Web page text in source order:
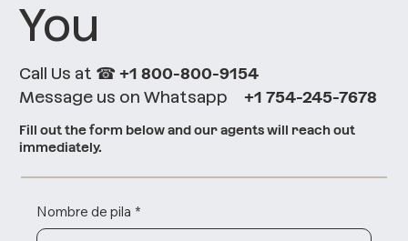
You
Call Us at ☎+1 800-800-9154
Message us on Whatsapp
+1 754-245-7678
Fill out the form below and our agents will reach out
immediately.
Nombre de pila *